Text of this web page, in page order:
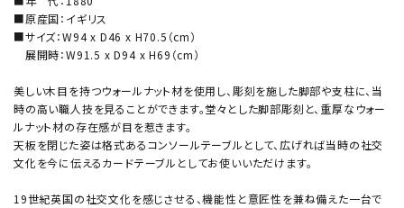
■原産国：イギリス
■サイズ：W94 x D46 x H70.5（cm）
展開時：W91.5 x D94 x H69（cm）
美しい木目を持つウォールナット材を使用し、彫刻を施した脚部や支柱に、当
時の高い職人技を見ることができます。堂々とした脚部彫刻と、重厚なウォー
ルナット材の存在感が目を惹きます。
天板を閉じた姿は格式あるコンソールテーブルとして、広げれば当時の社交
文化を今に伝えるカードテーブルとしてお使いいただけます。
19世紀英国の社交文化を感じさせる、機能性と意匠性を兼ね備えた一台で